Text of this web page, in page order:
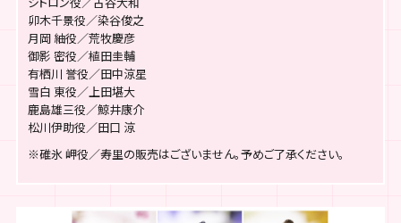
卯木千景役／染谷俊之
月岡 紬役／荒牧慶彦
御影 密役／植田圭輔
有栖川 誉役／田中涼星
雪白 東役／上田堪大
鹿島雄三役／鯨井康介
松川伊助役／田口 涼
※碓氷 岬役／寿里の販売はございません。予めご了承ください。